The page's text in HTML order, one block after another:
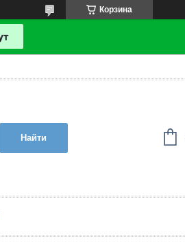
Корзина
Найти